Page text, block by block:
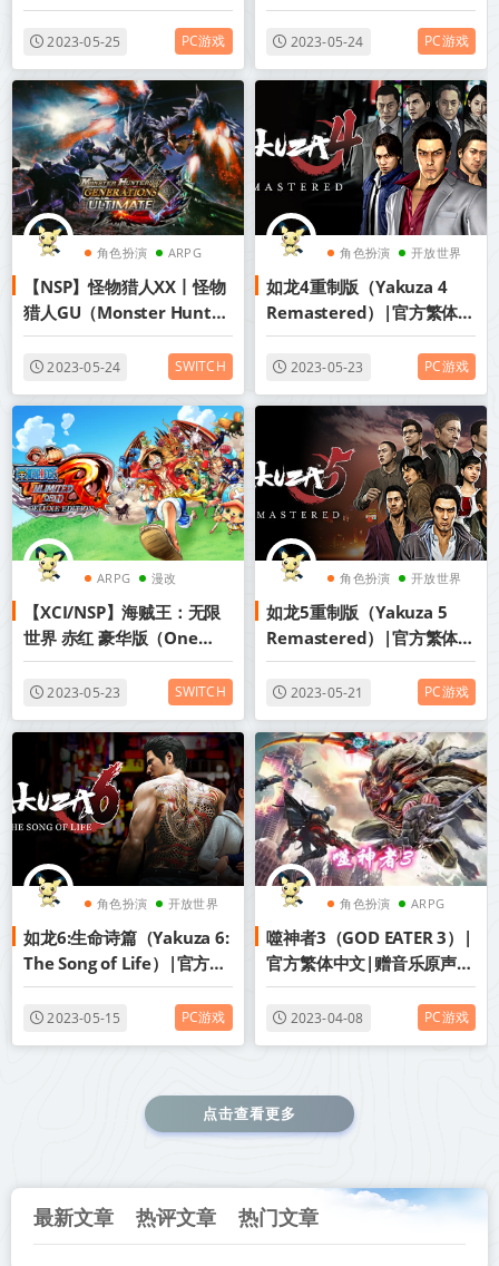
DLC|简体中文|赠多项修改
器|完美通关存档|阿里云盘/
2023-05-25 PC游戏
Human)|官方简体中文.中
文语音|+全DLC|赠多项修改
2023-05-24 PC游戏
角色扮演 ARPG
nsp
【NSP】怪物猎人XX丨怪物
猎人GU（Monster Hunter
Generations Ultimate）
丨2017年switch游戏丨
2023-05-24 SWITCH
角色扮演 开放世界
ARPG
如龙4重制版（Yakuza 4
Remastered）|官方繁体中
文|百度网盘/天翼云
2023-05-23 PC游戏
ARPG 漫改
开放世界
【XCI/NSP】海贼王：无限
世界 赤红 豪华版（One
Piece:Unlimited World
Red Deluxe Edition）丨
switch游戏介绍
2023-05-23 SWITCH
角色扮演 开放世界
ARPG
如龙5重制版（Yakuza 5
Remastered）|官方繁体中
文|百度网盘/天翼云
2023-05-21 PC游戏
角色扮演 开放世界
ARPG
如龙6:生命诗篇（Yakuza 6:
The Song of Life）|官方繁
体中文|赠多项修改器|赠10
亿金钱初始存档|百度网盘/
2023-05-15 PC游戏
角色扮演 ARPG
冒险
噬神者3（GOD EATER 3）|
官方繁体中文|赠音乐原声|
赠多项修改器|赠通关存档|
赠原画集|赠噬神者历代游戏
2023-04-08 PC游戏
点击查看更多
最新文章 热评文章 热门文章